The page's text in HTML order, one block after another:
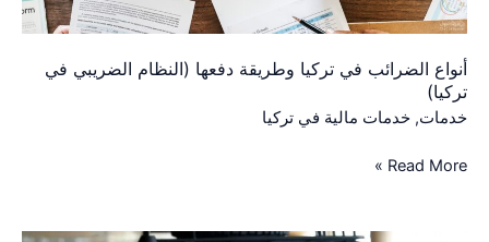
أنواع الضرائب في تركيا وطريقة دفعها (النظام الضريبي في
تركيا)
خدمات, خدمات مالية في تركيا
تركيا)
Read More »